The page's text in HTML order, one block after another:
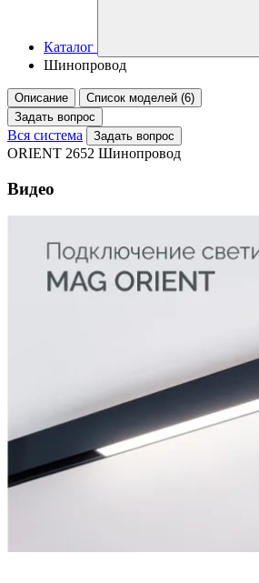
Каталог
Шинопровод
Описание
Список моделей (6)
Задать вопрос
Вся система Задать вопрос
ORIENT 2652 Шинопровод
Видео